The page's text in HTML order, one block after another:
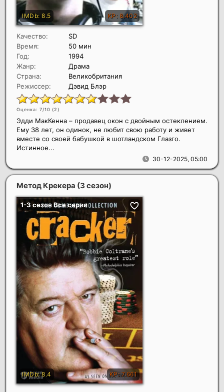
Качество:
SD
Время:
50 мин
Год:
1994
Жанр:
Драма
Страна:
Великобритания
Режиссер:
Дэвид Блэр
Оценка: 7/10 (2)
30-12-2025, 05:00
Эдди МакКенна – продавец окон с двойным остеклением.
Ему 38 лет, он одинок, не любит свою работу и живет
вместе со своей бабушкой в шотландском Глазго.
Истинное...
Метод Крекера (3 сезон)